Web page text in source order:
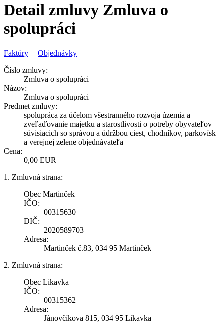
Detail zmluvy Zmluva o
spolupráci
Faktúry | Objednávky
Číslo zmluvy:
Zmluva o spolupráci
Názov:
Zmluva o spolupráci
Predmet zmluvy:
spolupráca za účelom všestranného rozvoja územia a
zveľaďovanie majetku a starostlivosti o potreby obyvateľov
súvisiacich so správou a údržbou ciest, chodníkov, parkovísk
a verejnej zelene objednávateľa
Cena:
0,00 EUR
1. Zmluvná strana:
Obec Martinček
IČO:
00315630
DIČ:
2020589703
Adresa:
Martinček č.83, 034 95 Martinček
2. Zmluvná strana:
Obec Likavka
IČO:
00315362
Adresa:
Jánovčíkova 815, 034 95 Likavka